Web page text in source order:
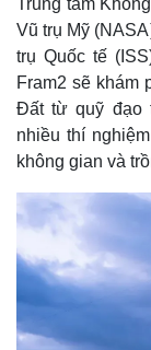
3
.
6
0
Trung tâm
Vũ trụ Mỹ
trụ Quốc tế
Fram2 sẽ khám
Đất từ quỹ đạo
nhiều thí
không gian và